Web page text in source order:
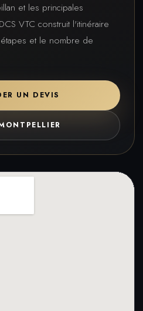
et les principales
VTC construit l'itinéraire
et le nombre de
UN DEVIS